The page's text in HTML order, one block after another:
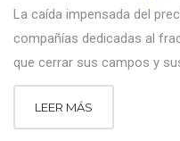
La caída impensada del
compañías dedicadas al
que cerrar sus campos y
LEER MÁS